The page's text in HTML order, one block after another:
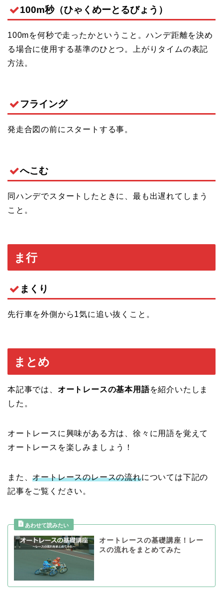
100m秒（ひゃくめーとるびょう）
100mを何秒で走ったかということ。ハンデ距離を決め
る場合に使用する基準のひとつ。上がりタイムの表記
方法。
フライング
発走合図の前にスタートする事。
へこむ
同ハンデでスタートしたときに、最も出遅れてしまう
こと。
ま行
まくり
先行車を外側から1気に追い抜くこと。
まとめ
本記事では、 オートレースの基本用語を紹介いたしま
した。
オートレースに興味がある方は、徐々に用語を覚えて
オートレースを楽しみましょう！
また、オートレースのレースの流れについては下記の
記事をご覧ください。
オートレースの基礎講座！レー
スの流れをまとめてみた